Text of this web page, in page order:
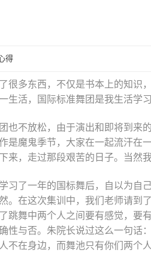
得
很多东西，不仅是书本上的知识
生活，国际标准舞团是我生活学
也不放松，由于演出和即将到来
是魔鬼季节，大家在一起流汗在
来，走过那段艰苦的日子。当然
习了一年的国标舞后，自以为自
。在这次集训中，我们老师请到
跳舞中两个人之间要有感觉，要
性与否。朱院长说过这么一句话
不在身边，而舞池只有你们两个